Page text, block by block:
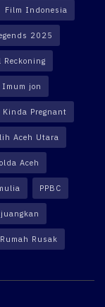
Film Indonesia
2025
Imum jon
Kinda Pregnant
Aceh Utara
Aceh
PPBC
Rumah Rusak